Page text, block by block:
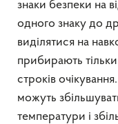
знаки безпеки на
одного знаку до
виділятися на
прибирають тільки
строків
можуть
температури і